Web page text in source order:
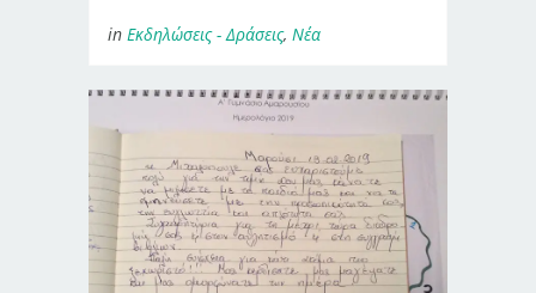
in Εκδηλώσεις - Δράσεις, Νέα